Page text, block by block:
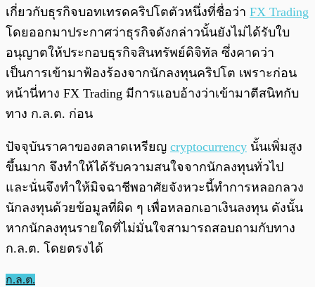
เกี่ยวกับธุรกิจบอทเทรดคริปโตตัวหนึ่งที่ชื่อว่า FX Trading
โดยออกมาประกาศว่าธุรกิจดังกล่าวนั้นยังไม่ได้รับใบ
อนุญาตให้ประกอบธุรกิจสินทรัพย์ดิจิทัล ซึ่งคาดว่า
เป็นการเข้ามาฟ้องร้องจากนักลงทุนคริปโต เพราะก่อน
หน้านี่ทาง FX Trading มีการแอบอ้างว่าเข้ามาตีสนิทกับ
ทาง ก.ล.ต. ก่อน
ปัจจุบันราคาของตลาดเหรียญ cryptocurrency นั้นเพิ่มสูง
ขึ้นมาก จึงทำให้ได้รับความสนใจจากนักลงทุนทั่วไป
และนั่นจึงทำให้มิจฉาชีพอาศัยจังหวะนี้ทำการหลอกลวง
นักลงทุนด้วยข้อมูลที่ผิด ๆ เพื่อหลอกเอาเงินลงทุน ดังนั้น
หากนักลงทุนรายใดที่ไม่มั่นใจสามารถสอบถามกับทาง
ก.ล.ต. โดยตรงได้
ก.ล.ต.